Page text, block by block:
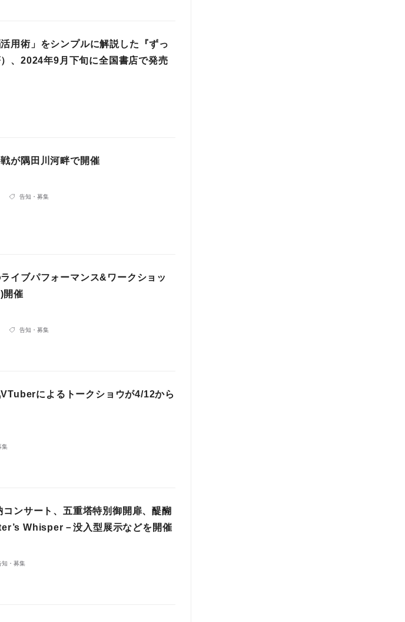
用術」をシンプルに解説した『ずっ
、2024年9月下旬に全国書店で発売
が隅田川河畔で開催
告知・募集
イブパフォーマンス&ワークショッ
開催
告知・募集
によるトークショウが4/12から
集
ンサート、五重塔特別御開扉、醍醐
Whisper－没入型展示などを開催
知・募集